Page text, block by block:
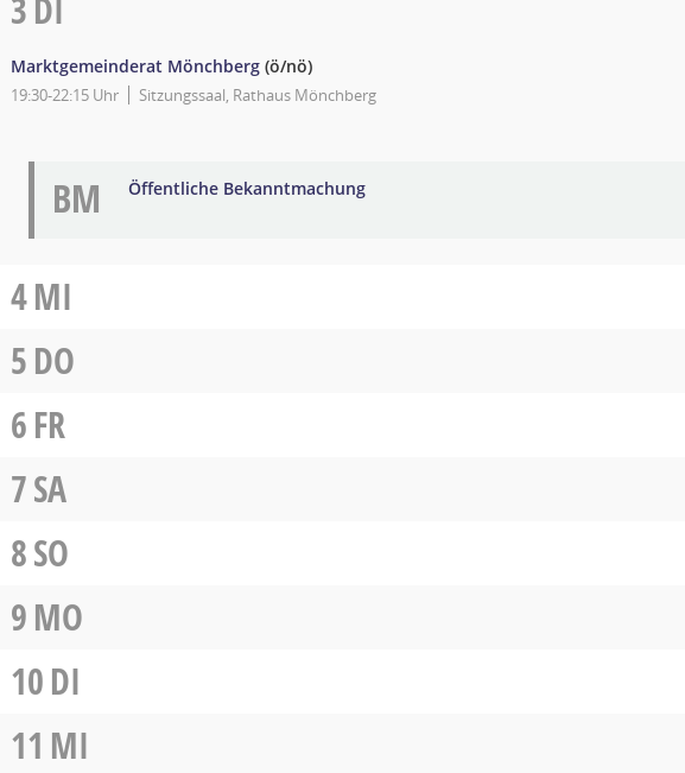
3 DI
Marktgemeinderat Mönchberg (ö/nö)
19:30-22:15 Uhr Sitzungssaal, Rathaus Mönchberg
BM Öffentliche Bekanntmachung
4MI
5DO
6FR
7SA
8SO
9MO
10DI
11 MI